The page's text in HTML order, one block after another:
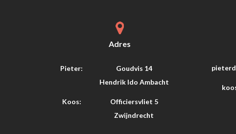
Adres
Pieter:
Goudvis 14
Hendrik Ido Ambacht
Koos:
Officiersvliet 5
Zwijndrecht